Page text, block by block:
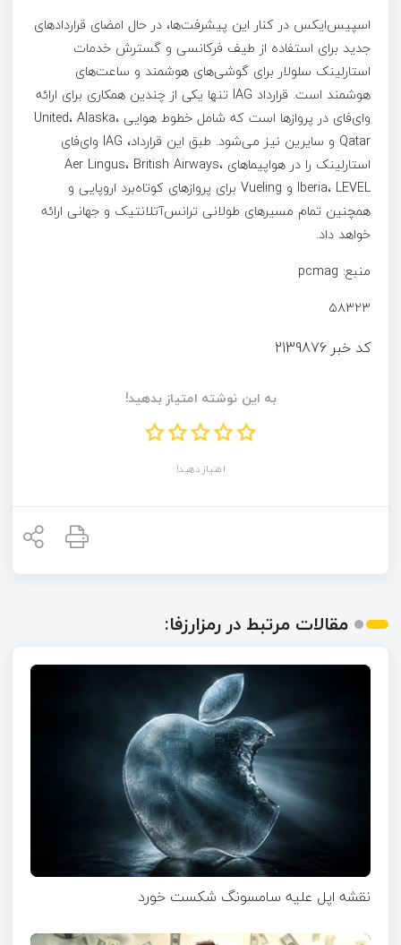
اسپیس‌ایکس در کنار این پیشرفت‌ها، در حال امضای قراردادهای
جدید برای استفاده از طیف فرکانسی و گسترش خدمات
استارلینک سلولار برای گوشی‌های هوشمند و ساعت‌های
هوشمند است. قرارداد IAG تنها یکی از چندین همکاری برای ارائه
وای‌فای در پروازها است که شامل خطوط هوایی United، Alaska،
Qatar و سایرین نیز می‌شود. طبق این قرارداد، IAG وای‌فای
استارلینک را در هواپیماهای Aer Lingus، British Airways،
Iberia، LEVEL و Vueling برای پروازهای کوتاه‌برد اروپایی و
همچنین تمام مسیرهای طولانی ترانس‌آتلانتیک و جهانی ارائه
خواهد داد.
منبع: pcmag
۵۸۳۲۳
کد خبر 2139876
به این نوشته امتیاز بدهید!
امتیاز دهید!
مقالات مرتبط در رمزارزفا:
نقشه اپل علیه سامسونگ شکست خورد